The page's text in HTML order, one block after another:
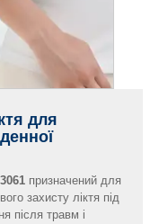
для
призначений для
захисту ліктя під
після травм і